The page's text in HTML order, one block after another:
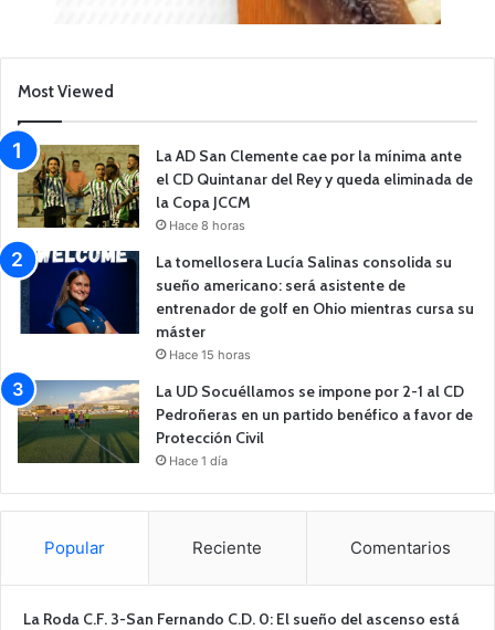
Most Viewed
La AD San Clemente cae por la mínima ante
el CD Quintanar del Rey y queda eliminada de
la Copa JCCM
Hace 8 horas
La tomellosera Lucía Salinas consolida su
sueño americano: será asistente de
entrenador de golf en Ohio mientras cursa su
máster
Hace 15 horas
La UD Socuéllamos se impone por 2-1 al CD
Pedroñeras en un partido benéfico a favor de
Protección Civil
Hace 1 día
Popular Reciente Comentarios
La Roda C.F. 3-San Fernando C.D. 0: El sueño del ascenso está